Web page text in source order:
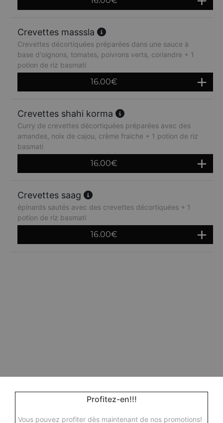
Crevettes masssla
Crevettes décortiquées préparées dans une sauce à
base d'oignons, tomates, poivrons verts, coriandre + 1
potion de riz basmati
16.00€
Crevettes shahi korma
Curry de crevettes décortiquées préparées avec des
amandes, noix de cajou, crème fraiche + 1 potion de riz
basmati
16.00€
Crevettes saag
épinards sautés avec des crevettes décortiquées + 1
potion de riz basmati
16.00€
Profitez-en!!!
Vous pouvez profiter dès maintenant de nos promotions!